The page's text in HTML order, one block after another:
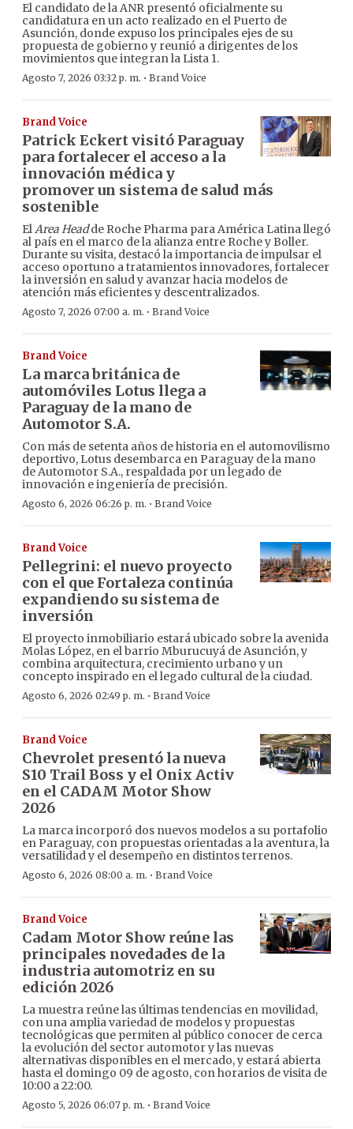
El candidato de la ANR presentó oficialmente su
candidatura en un acto realizado en el Puerto de
Asunción, donde expuso los principales ejes de su
propuesta de gobierno y reunió a dirigentes de los
movimientos que integran la Lista 1.
Agosto 7, 2026 03:32 p. m. · Brand Voice
Brand Voice
Patrick Eckert visitó Paraguay
para fortalecer el acceso a la
innovación médica y
promover un sistema de salud más
sostenible
ElArea Headde Roche Pharma para América Latina llegó
al país en el marco de la alianza entre Roche y Boller.
Durante su visita, destacó la importancia de impulsar el
acceso oportuno a tratamientos innovadores, fortalecer
la inversión en salud y avanzar hacia modelos de
atención más eficientes y descentralizados.
Agosto 7, 2026 07:00 a. m. · Brand Voice
Brand Voice
La marca británica de
automóviles Lotus llega a
Paraguay de la mano de
Automotor S.A.
Con más de setenta años de historia en el automovilismo
deportivo, Lotus desembarca en Paraguay de la mano
de Automotor S.A., respaldada por un legado de
innovación e ingeniería de precisión.
Agosto 6, 2026 06:26 p. m. · Brand Voice
Brand Voice
Pellegrini: el nuevo proyecto
con el que Fortaleza continúa
expandiendo su sistema de
inversión
El proyecto inmobiliario estará ubicado sobre la avenida
Molas López, en el barrio Mburucuyá de Asunción, y
combina arquitectura, crecimiento urbano y un
concepto inspirado en el legado cultural de la ciudad.
Agosto 6, 2026 02:49 p. m. · Brand Voice
Brand Voice
Chevrolet presentó la nueva
S10 Trail Boss y el Onix Activ
en el CADAM Motor Show
2026
La marca incorporó dos nuevos modelos a su portafolio
en Paraguay, con propuestas orientadas a la aventura, la
versatilidad y el desempeño en distintos terrenos.
Agosto 6, 2026 08:00 a. m. · Brand Voice
Brand Voice
Cadam Motor Show reúne las
principales novedades de la
industria automotriz en su
edición 2026
La muestra reúne las últimas tendencias en movilidad,
con una amplia variedad de modelos y propuestas
tecnológicas que permiten al público conocer de cerca
la evolución del sector automotor y las nuevas
alternativas disponibles en el mercado, y estará abierta
hasta el domingo 09 de agosto, con horarios de visita de
10:00 a 22:00.
Agosto 5, 2026 06:07 p. m. · Brand Voice